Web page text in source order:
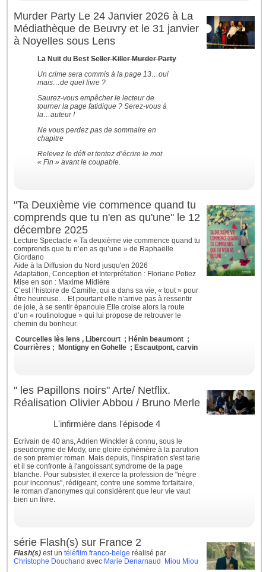
Murder Party Le 24 Janvier 2026 à La
Médiathèque de Beuvry et le 31 janvier
à Noyelles sous Lens
La Nuit du BestSeller Killer Murder Party
Un crime sera commis à la page 13…oui
mais…de quel livre ?
Saurez-vous empêcher le lecteur de
tourner la page fatidique ? Serez-vous à
la…auteur !
Ne vous perdez pas de sommaire en
chapitre
Relevez le défi et tentez d’écrire le mot
« Fin » avant le coupable.
"Ta Deuxième vie commence quand tu
comprends que tu n'en as qu'une" le 12
décembre 2025
Lecture Spectacle « Ta deuxième vie commence quand tu
comprends que tu n’en as qu’une » de Raphaëlle
Giordano
Aide à la Diffusion du Nord jusqu'en 2026
Adaptation, Conception et Interprétation : Floriane Potiez
Mise en son : Maxime Midière
C’est l’histoire de Camille, qui a dans sa vie, « tout » pour
être heureuse… Et pourtant elle n’arrive pas à ressentir
de joie, à se sentir épanouie.Elle croise alors la route
d’un « routinologue » qui lui propose de retrouver le
chemin du bonheur.
Courcelles lès lens , Libercourt ; Hénin beaumont ;
Courrières ; Montigny en Gohelle ; Escautpont, carvin
" les Papillons noirs" Arte/ Netflix.
Réalisation Olivier Abbou / Bruno Merle
L'infirmière dans l'épisode 4
Ecrivain de 40 ans, Adrien Winckler à connu, sous le
pseudonyme de Mody, une gloire éphémère à la parution
de son premier roman. Mais depuis, l'inspiration s'est tarie
et il se confronte à l'angoissant syndrome de la page
blanche. Pour subsister, il exerce la profession de "nègre
pour inconnus", rédigeant, contre une somme forfaitaire,
le roman d'anonymes qui considèrent que leur vie vaut
bien un livre.
série Flash(s) sur France 2
Flash(s) est untéléfilm franco-belge réalisé par
Christophe Douchand avec Marie Denarnaud
Miou Miou